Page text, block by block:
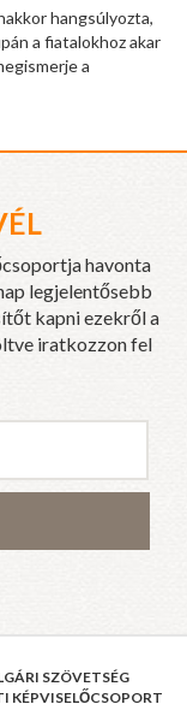
hangsúlyozta,
a fiatalokhoz akar
a
havonta
legjelentősebb
kapni ezekről a
iratkozzon fel
SZÖVETSÉG
KÉPVISELŐCSOPORT